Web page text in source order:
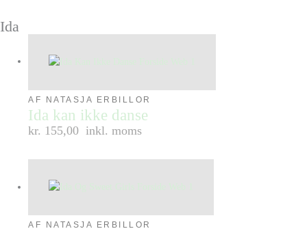
Ida
AF NATASJA ERBILLOR
Ida kan ikke danse
kr. 155,00 inkl. moms
AF NATASJA ERBILLOR